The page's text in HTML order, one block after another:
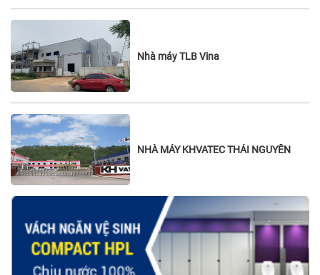
Nhà máy TLB Vina
NHÀ MÁY KHVATEC THÁI NGUYÊN